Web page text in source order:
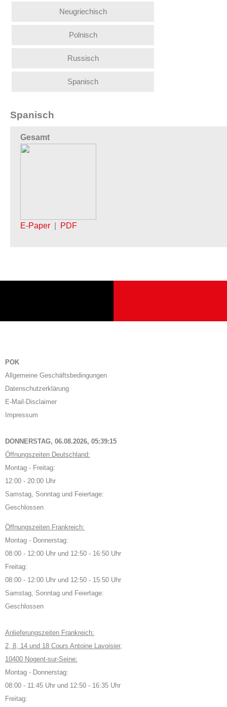
Neugriechisch
Polnisch
Russisch
Spanisch
Spanisch
Gesamt
E-Paper PDF
POK
Allgemeine Geschäftsbedingungen
Datenschutzerklärung
E-Mail-Disclaimer
Impressum
DONNERSTAG, 06.08.2026, 05:39:15
Öffnungszeiten Deutschland:
Montag - Freitag:
12:00 - 20:00 Uhr
Samstag, Sonntag und Feiertage:
Geschlossen
Öffnungszeiten Frankreich:
Montag - Donnerstag:
08:00 - 12:00 Uhr und 12:50 - 16:50 Uhr
Freitag:
08:00 - 12:00 Uhr und 12:50 - 15:50 Uhr
Samstag, Sonntag und Feiertage:
Geschlossen
Anlieferungszeiten Frankreich:
2, 8, 14 und 18 Cours Antoine Lavoisier,
10400 Nogent-sur-Seine:
Montag - Donnerstag:
08:00 - 11:45 Uhr und 12:50 - 16:35 Uhr
Freitag: